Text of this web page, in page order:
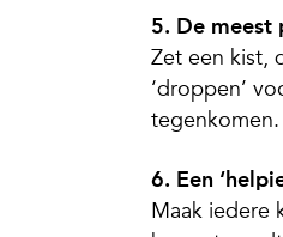
5. De meest
Zet een kist,
‘droppen’
tegenkomen.
6. Een
Maak iedere